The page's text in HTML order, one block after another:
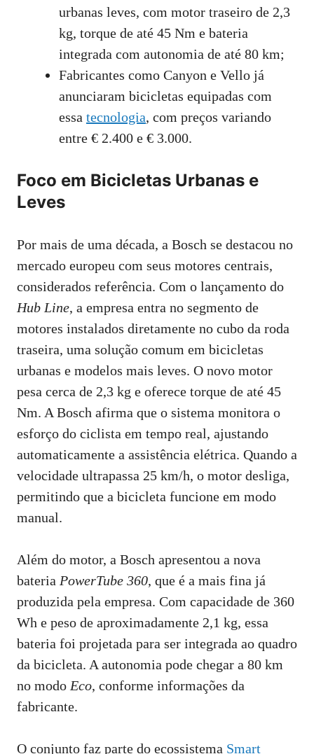
urbanas leves, com motor traseiro de 2,3
kg, torque de até 45 Nm e bateria
integrada com autonomia de até 80 km;
Fabricantes como Canyon e Vello já
anunciaram bicicletas equipadas com
essa tecnologia, com preços variando
entre € 2.400 e € 3.000.
Foco em Bicicletas Urbanas e
Leves
Por mais de uma década, a Bosch se destacou no
mercado europeu com seus motores centrais,
considerados referência. Com o lançamento do
Hub Line, a empresa entra no segmento de
motores instalados diretamente no cubo da roda
traseira, uma solução comum em bicicletas
urbanas e modelos mais leves. O novo motor
pesa cerca de 2,3 kg e oferece torque de até 45
Nm. A Bosch afirma que o sistema monitora o
esforço do ciclista em tempo real, ajustando
automaticamente a assistência elétrica. Quando a
velocidade ultrapassa 25 km/h, o motor desliga,
permitindo que a bicicleta funcione em modo
manual.
Além do motor, a Bosch apresentou a nova
bateria PowerTube 360, que é a mais fina já
produzida pela empresa. Com capacidade de 360
Wh e peso de aproximadamente 2,1 kg, essa
bateria foi projetada para ser integrada ao quadro
da bicicleta. A autonomia pode chegar a 80 km
no modo Eco, conforme informações da
fabricante.
O conjunto faz parte do ecossistema Smart